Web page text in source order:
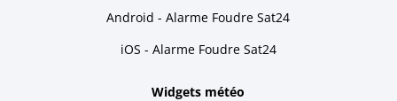
Android - Alarme Foudre Sat24
iOS - Alarme Foudre Sat24
Widgets météo